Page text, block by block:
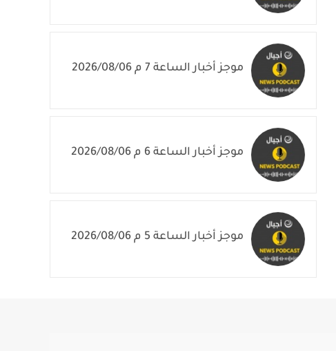
موجز أخبار الساعة 7 م 2026/08/06
موجز أخبار الساعة 6 م 2026/08/06
موجز أخبار الساعة 5 م 2026/08/06